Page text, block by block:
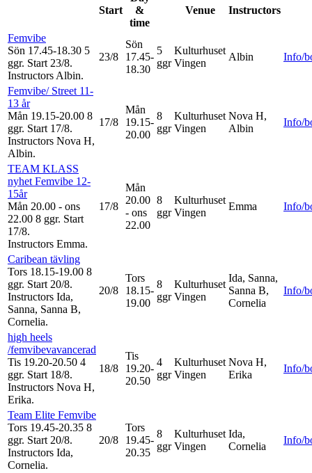
Start
&
time
Venue Instructors
Femvibe
Sön 17.45-18.30 5
ggr. Start 23/8.
Instructors Albin.
23/8
Sön
17.45-
18.30
5
ggr
Kulturhuset
Vingen
Albin Info/
Femvibe/ Street 11-
13 år
Mån 19.15-20.00 8
ggr. Start 17/8.
Instructors Nova H,
Albin.
17/8
Mån
19.15-
20.00
8
ggr
Kulturhuset
Vingen
Nova H,
Albin
Info/
TEAM KLASS
nyhet Femvibe 12-
15år
Mån 20.00 - ons
22.00 8 ggr. Start
17/8.
Instructors Emma.
17/8
Mån
20.00
- ons
22.00
8
ggr
Kulturhuset
Vingen
Emma Info/
Caribean tävling
Tors 18.15-19.00 8
ggr. Start 20/8.
Instructors Ida,
Sanna, Sanna B,
Cornelia.
20/8
Tors
18.15-
19.00
8
ggr
Kulturhuset
Vingen
Ida, Sanna,
Sanna B,
Cornelia
Info/
high heels
/femvibevavancerad
Tis 19.20-20.50 4
ggr. Start 18/8.
Instructors Nova H,
Erika.
18/8
Tis
19.20-
20.50
4
ggr
Kulturhuset
Vingen
Nova H,
Erika
Info/
Team Elite Femvibe
Tors 19.45-20.35 8
ggr. Start 20/8.
Instructors Ida,
Cornelia.
20/8
Tors
19.45-
20.35
8
ggr
Kulturhuset
Vingen
Ida,
Cornelia
Info/